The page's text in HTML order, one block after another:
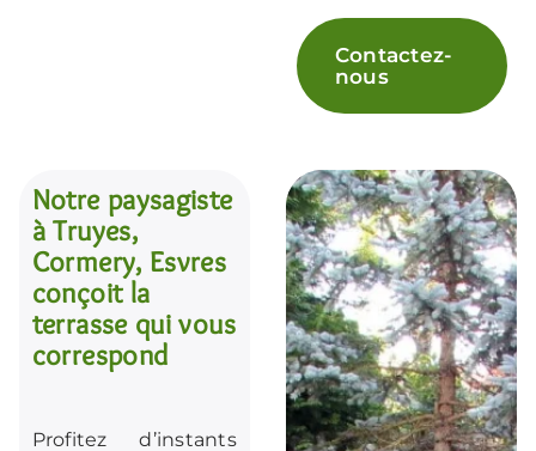
Contactez-
nous
Notre paysagiste
à Truyes,
Cormery, Esvres
conçoit la
terrasse qui vous
correspond
Profitez d’instants